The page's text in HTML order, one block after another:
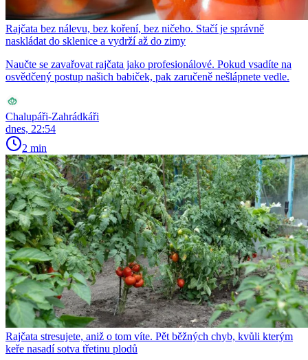
Rajčata bez nálevu, bez koření, bez ničeho. Stačí je správně
naskládat do sklenice a vydrží až do zimy
Naučte se zavařovat rajčata jako profesionálové. Pokud vsadíte na
osvědčený postup našich babiček, pak zaručeně nešlápnete vedle.
Chalupáři-Zahrádkáři
dnes, 22:54
2 min
Rajčata stresujete, aniž o tom víte. Pět běžných chyb, kvůli kterým
keře nasadí sotva třetinu plodů